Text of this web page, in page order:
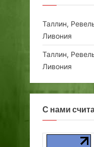
Таллин,
Ливония
Таллин,
Ливония
С нами